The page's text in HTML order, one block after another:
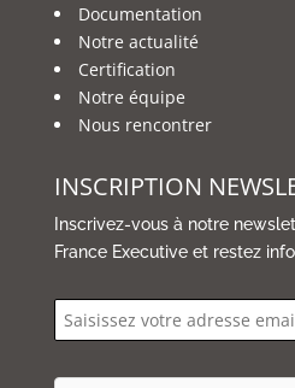
Documentation
Notre actualité
Certification
Notre équipe
Nous rencontrer
INSCRIPTION
Inscrivez-vous à notre
France Executive et restez
email